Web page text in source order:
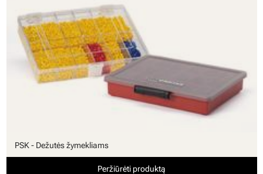
PSK - Dežutės žymekliams
Peržiūrėti produktą